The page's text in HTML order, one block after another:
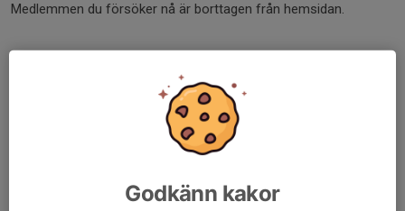
Medlemmen du försöker nå är borttagen från hemsidan.
Godkänn kakor